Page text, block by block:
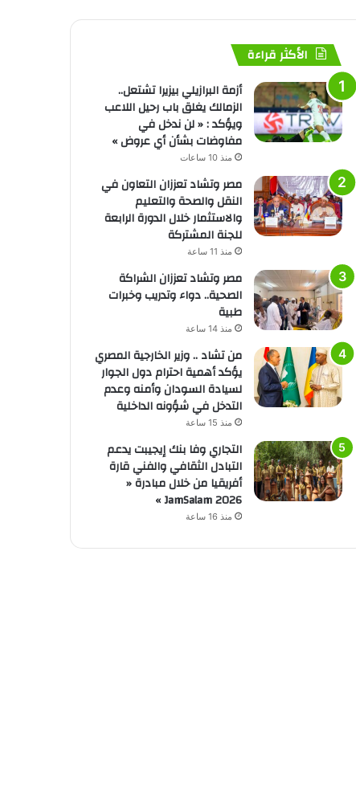
الأكثر قراءة
أزمة البرازيلي بيزيرا تشتعل..
الزمالك يغلق باب رحيل اللاعب
ويؤكد : « لن ندخل في
مفاوضات بشأن أي عروض »
منذ 10 ساعات
مصر وتشاد تعززان التعاون في
النقل والصحة والتعليم
والاستثمار خلال الدورة الرابعة
للجنة المشتركة
منذ 11 ساعة
مصر وتشاد تعززان الشراكة
الصحية.. دواء وتدريب وخبرات
طبية
منذ 14 ساعة
من تشاد .. وزير الخارجية المصري
يؤكد أهمية احترام دول الجوار
لسيادة السودان وأمنه وعدم
التدخل في شؤونه الداخلية
منذ 15 ساعة
التجاري وفا بنك إيجيبت يدعم
التبادل الثقافي والفني قارة
أفريقيا من خلال مبادرة «
JamSalam 2026 »
منذ 16 ساعة